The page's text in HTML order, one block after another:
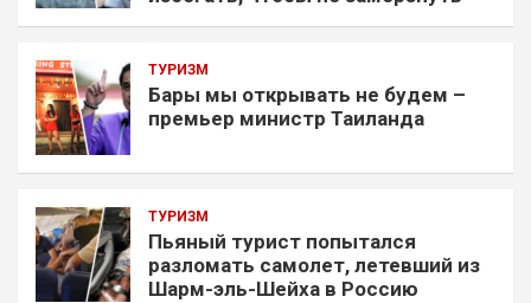
ТУРИЗМ
Бары мы открывать не будем –
премьер министр Таиланда
ТУРИЗМ
Пьяный турист попытался
разломать самолет, летевший из
Шарм-эль-Шейха в Россию